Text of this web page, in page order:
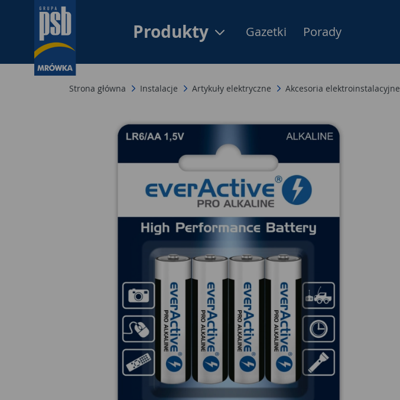
Produkty Gazetki Porady
Strona główna Instalacje Artykuły elektryczne Akcesoria elektroinstalacyjne